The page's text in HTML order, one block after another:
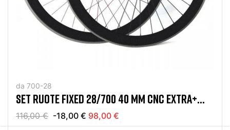
da 700-28
SET RUOTE FIXED 28/700 40 MM CNC EXTRA+
NERO
116,00 € -18,00 € 98,00 €